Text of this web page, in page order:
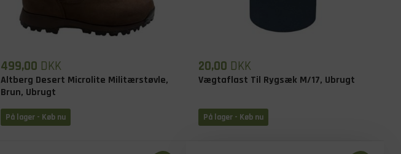
499,00 DKK
Altberg Desert Microlite Militærstøvle,
Brun, Ubrugt
På lager - Køb nu
20,00 DKK
Vægtaflast Til Rygsæk M/17, Ubrugt
På lager - Køb nu